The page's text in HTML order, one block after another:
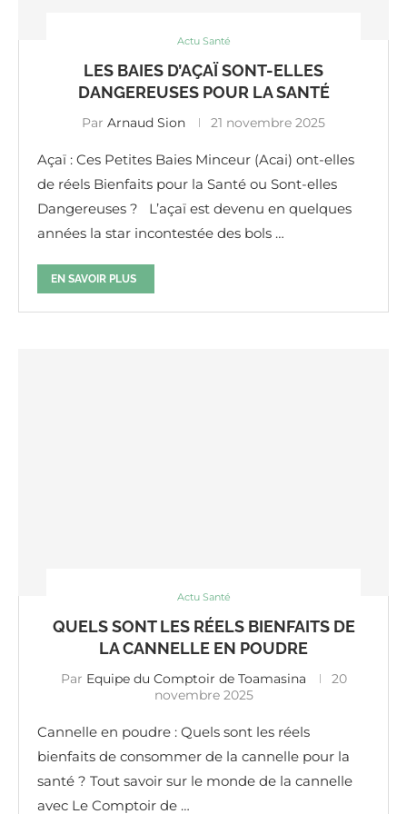
Actu Santé
LES BAIES D’AÇAÏ SONT-ELLES
DANGEREUSES POUR LA SANTÉ
Par Arnaud Sion 21 novembre 2025
Açaï : Ces Petites Baies Minceur (Acai) ont-elles
de réels Bienfaits pour la Santé ou Sont-elles
Dangereuses ? L’açaï est devenu en quelques
années la star incontestée des bols …
EN SAVOIR PLUS
Actu Santé
QUELS SONT LES RÉELS BIENFAITS DE
LA CANNELLE EN POUDRE
Par Equipe du Comptoir de Toamasina
20
novembre 2025
Cannelle en poudre : Quels sont les réels
bienfaits de consommer de la cannelle pour la
santé ? Tout savoir sur le monde de la cannelle
avec Le Comptoir de …